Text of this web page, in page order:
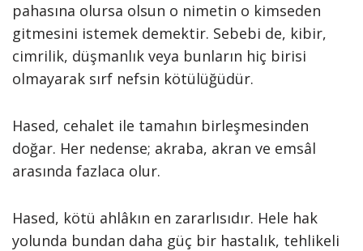
pahasına olursa olsun o nimetin o kimseden
gitmesini istemek demektir. Sebebi de, kibir,
cimrilik, düşmanlık veya bunların hiç birisi
olmayarak sırf nefsin kötülüğüdür.
Hased, cehalet ile tamahın birleşmesinden
doğar. Her nedense; akraba, akran ve emsâl
arasında fazlaca olur.
Hased, kötü ahlâkın en zararlısıdır. Hele hak
yolunda bundan daha güç bir hastalık, tehlikeli